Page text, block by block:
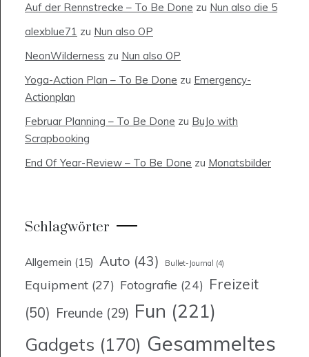
Auf der Rennstrecke – To Be Done zu Nun also die 5
alexblue71 zu Nun also OP
NeonWilderness zu Nun also OP
Yoga-Action Plan – To Be Done zu Emergency-
Actionplan
Februar Planning – To Be Done zu BuJo with
Scrapbooking
End Of Year-Review – To Be Done zu Monatsbilder
Schlagwörter
Allgemein (15) Auto (43) Bullet-Journal (4)
Equipment (27) Fotografie (24) Freizeit
(50) Freunde (29) Fun (221)
Gadgets (170) Gesammeltes